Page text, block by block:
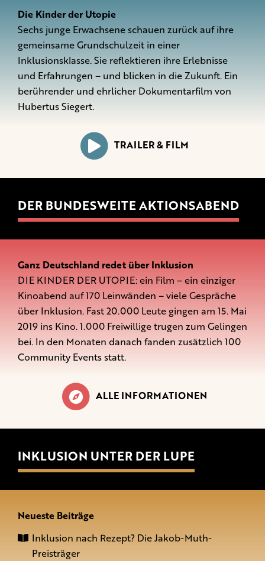
Die Kinder der Utopie
Sechs junge Erwachsene schauen zurück auf ihre
gemeinsame Grundschulzeit in einer
Inklusionsklasse. Sie reflektieren ihre Erlebnisse
und Erfahrungen – und blicken in die Zukunft. Ein
berührender und ehrlicher Dokumentarfilm von
Hubertus Siegert.
TRAILER & FILM
DER BUNDESWEITE AKTIONSABEND
Ganz Deutschland redet über Inklusion
DIE KINDER DER UTOPIE: ein Film – ein einziger
Kinoabend auf 170 Leinwänden – viele Gespräche
über Inklusion. Fast 20.000 Leute gingen am 15. Mai
2019 ins Kino. 1.000 Freiwillige trugen zum Gelingen
bei. In den Monaten danach fanden zusätzlich 100
Community Events statt.
ALLE INFORMATIONEN
INKLUSION UNTER DER LUPE
Neueste Beiträge
Inklusion nach Rezept? Die Jakob-Muth-
Preisträger